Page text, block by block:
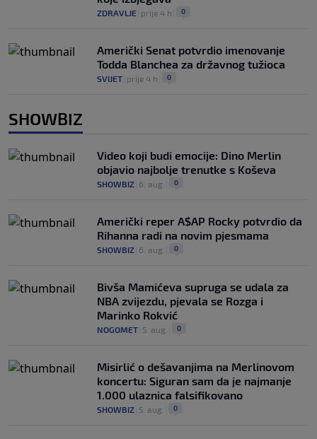
ZDRAVLJE prije 4 h 0
Američki Senat potvrdio imenovanje
Todda Blanchea za državnog tužioca
SVIJET prije 4 h 0
SHOWBIZ
Video koji budi emocije: Dino Merlin
objavio najbolje trenutke s Koševa
SHOWBIZ 6. aug. 0
Američki reper A$AP Rocky potvrdio da
Rihanna radi na novim pjesmama
SHOWBIZ 6. aug. 0
Bivša Mamićeva supruga se udala za
NBA zvijezdu, pjevala se Rozga i
Marinko Rokvić
NOGOMET 5. aug. 0
Misirlić o dešavanjima na Merlinovom
koncertu: Siguran sam da je najmanje
1.000 ulaznica falsifikovano
SHOWBIZ 5. aug. 0